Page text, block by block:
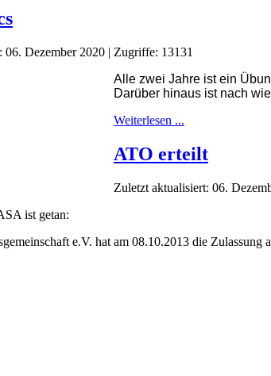
06. Dezember 2020 | Zugriffe: 13131
Alle zwei Jahre ist ein
Darüber hinaus ist nach
Weiterlesen ...
ATO erteilt
Zuletzt aktualisiert: 06.
ist getan:
e.V. hat am 08.10.2013 die